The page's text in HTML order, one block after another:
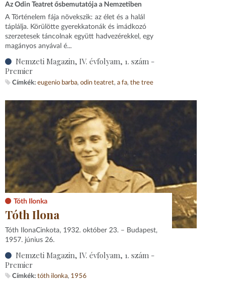
Az Odin Teatret ősbemutatója a Nemzetiben
A Történelem fája növekszik: az élet és a halál
táplálja. Körülötte gyerekkatonák és imádkozó
szerzetesek táncolnak együtt hadvezérekkel, egy
magányos anyával é...
Nemzeti Magazin, IV. évfolyam, 1. szám -
Premier
Címkék: eugenio barba odin teatret a fa the tree
Tóth Ilonka
Tóth Ilona
Tóth Ilona ​Cinkota, 1932. október 23. – Budapest,
1957. június 26.
Nemzeti Magazin, IV. évfolyam, 1. szám -
Premier
Címkék: tóth ilonka 1956